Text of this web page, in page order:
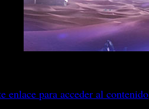
enlace para acceder al contenido